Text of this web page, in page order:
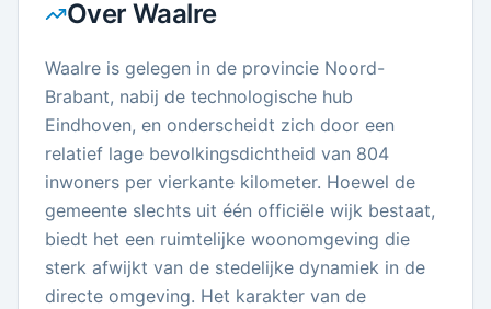
Over Waalre
Waalre is gelegen in de provincie Noord-
Brabant, nabij de technologische hub
Eindhoven, en onderscheidt zich door een
relatief lage bevolkingsdichtheid van 804
inwoners per vierkante kilometer. Hoewel de
gemeente slechts uit één officiële wijk bestaat,
biedt het een ruimtelijke woonomgeving die
sterk afwijkt van de stedelijke dynamiek in de
directe omgeving. Het karakter van de